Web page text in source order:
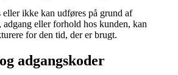
ikke kan udføres på grund af
adgang eller forhold hos kunden, kan
for den tid, der er brugt.
adgangskoder